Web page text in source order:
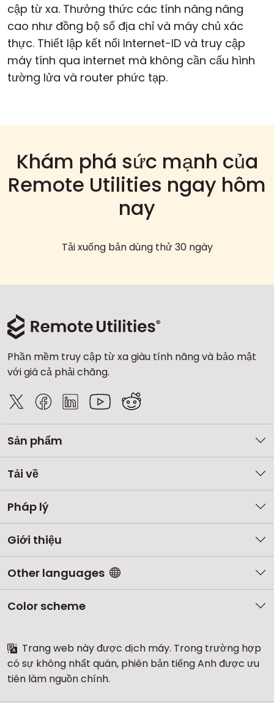
cập từ xa. Thưởng thức các tính năng nâng
cao như đồng bộ sổ địa chỉ và máy chủ xác
thực. Thiết lập kết nối Internet-ID và truy cập
máy tính qua internet mà không cần cấu hình
tường lửa và router phức tạp.
Khám phá sức mạnh của
Remote Utilities ngay hôm
nay
Tải xuống bản dùng thử 30 ngày
Phần mềm truy cập từ xa giàu tính năng và bảo mật
với giá cả phải chăng.
Sản phẩm
Tải về
Pháp lý
Giới thiệu
Other languages
Color scheme
Trang web này được dịch máy. Trong trường hợp
có sự không nhất quán, phiên bản tiếng Anh được ưu
tiên làm nguồn chính.